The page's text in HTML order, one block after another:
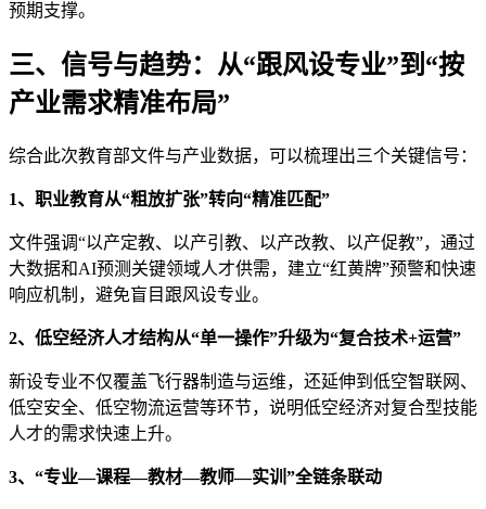
预期支撑。
三、信号与趋势：从“跟风设专业”到“按
产业需求精准布局”
综合此次教育部文件与产业数据，可以梳理出三个关键信号：
1、职业教育从“粗放扩张”转向“精准匹配”
文件强调“以产定教、以产引教、以产改教、以产促教”，通过
大数据和AI预测关键领域人才供需，建立“红黄牌”预警和快速
响应机制，避免盲目跟风设专业。
2、低空经济人才结构从“单一操作”升级为“复合技术+运营”
新设专业不仅覆盖飞行器制造与运维，还延伸到低空智联网、
低空安全、低空物流运营等环节，说明低空经济对复合型技能
人才的需求快速上升。
3、“专业—课程—教材—教师—实训”全链条联动